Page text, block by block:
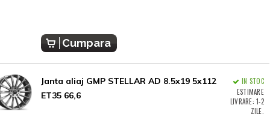
Cumpara
Janta aliaj GMP STELLAR AD 8.5x19 5x112
ET35 66,6
IN STOC
ESTIMARE
LIVRARE: 1-2
ZILE.